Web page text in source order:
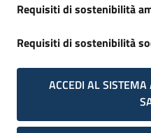
Requisiti di sostenibilità
Requisiti di sostenibilità
ACCEDI AL